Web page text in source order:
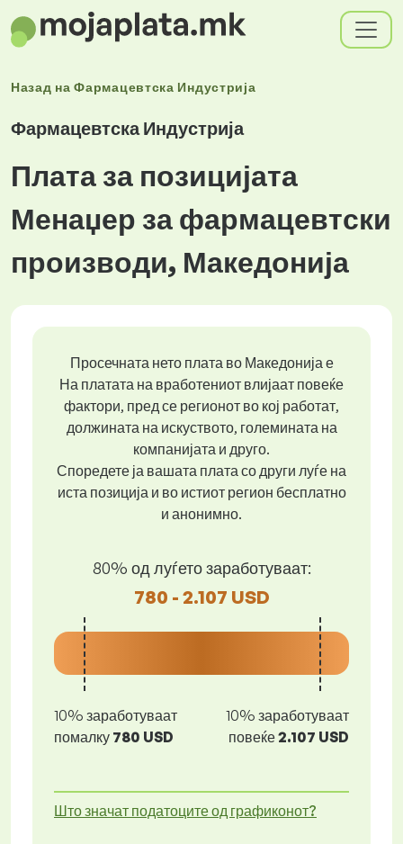
Назад наФармацевтска Индустрија
Фармацевтска Индустрија
Плата за позицијата
Менаџер за фармацевтски
производи, Македонија
Просечната нето плата во Македонија е
На платата на вработениот влијаат повеќе
фактори, пред се регионот во кој работат,
должината на искуството, големината на
компанијата и друго.
Споредете ја вашата плата со други луѓе на
иста позиција и во истиот регион бесплатно
и анонимно.
80% од луѓето заработуваат:
780 - 2.107 USD
10% заработуваат
помалку 780 USD
10% заработуваат
повеќе2.107 USD
Што значат податоците од графиконот?